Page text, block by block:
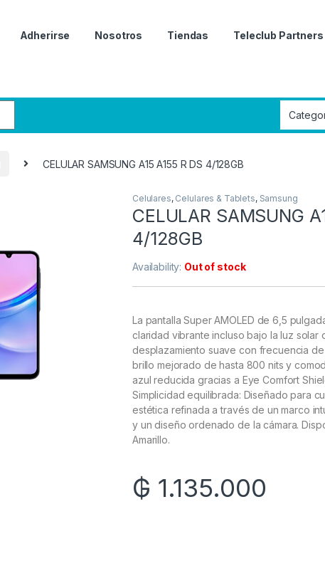
Adherirse Nosotros Tiendas Teleclub Partners
CELULAR SAMSUNG A15 A155 R DS 4/128GB
Celulares, Celulares & Tablets, Samsung
CELULAR SAMSUNG
4/128GB
Availability: Out of stock
La pantalla Super AMOLED de 6,5
claridad vibrante incluso bajo la luz solar
desplazamiento suave con frecuencia
brillo mejorado de hasta 800 nits y
azul reducida gracias a Eye Comfort
Simplicidad equilibrada: Diseñado para
estética refinada a través de un marco
y un diseño ordenado de la cámara.
Amarillo.
₲ 1.135.000